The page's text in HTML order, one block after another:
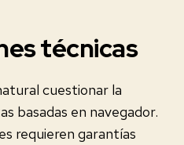
técnicas
cuestionar la
basadas en navegador.
requieren garantías